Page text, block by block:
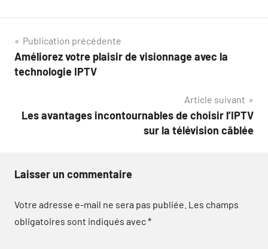
Navigation
de
Publication précédente
Améliorez votre plaisir de visionnage avec la
technologie IPTV
Article suivant
Les avantages incontournables de choisir l’IPTV
sur la télévision câblée
Laisser un commentaire
Votre adresse e-mail ne sera pas publiée. Les champs
obligatoires sont indiqués avec*